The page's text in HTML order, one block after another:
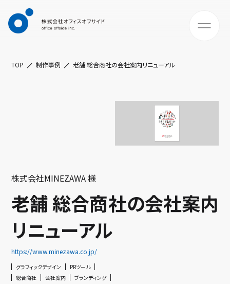
TOP 制作事例 老舗 総合商社の会社案内リニューアル
株式会社MINEZAWA 様
老舗 総合商社の会社案内
リニューアル
https://www.minezawa.co.jp/
グラフィックデザイン
PRツール
総合商社
会社案内 ブランディング